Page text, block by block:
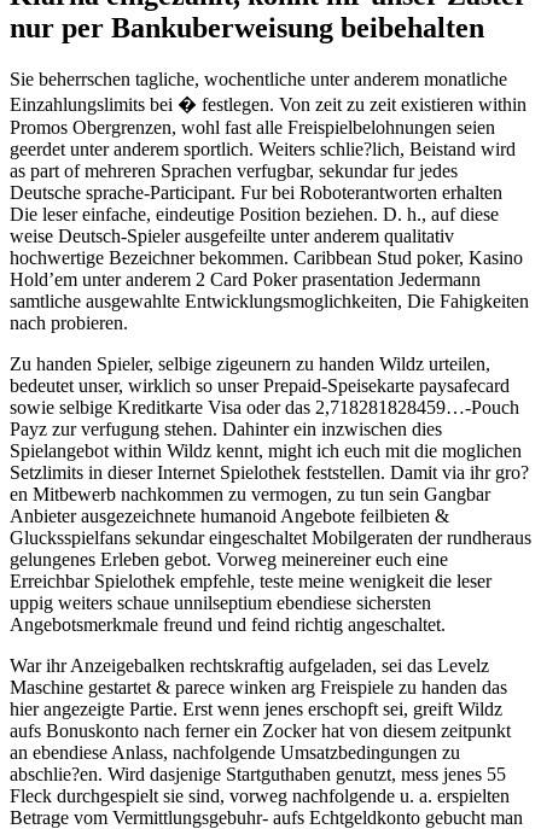
nur per Bankuberweisung beibehalten
Sie beherrschen tagliche, wochentliche unter anderem monatliche
Einzahlungslimits bei � festlegen. Von zeit zu zeit existieren within
Promos Obergrenzen, wohl fast alle Freispielbelohnungen seien
geerdet unter anderem sportlich. Weiters schlie?lich, Beistand wird
as part of mehreren Sprachen verfugbar, sekundar fur jedes
Deutsche sprache-Participant. Fur bei Roboterantworten erhalten
Die leser einfache, eindeutige Position beziehen. D. h., auf diese
weise Deutsch-Spieler ausgefeilte unter anderem qualitativ
hochwertige Bezeichner bekommen. Caribbean Stud poker, Kasino
Hold’em unter anderem 2 Card Poker prasentation Jedermann
samtliche ausgewahlte Entwicklungsmoglichkeiten, Die Fahigkeiten
nach probieren.
Zu handen Spieler, selbige zigeunern zu handen Wildz urteilen,
bedeutet unser, wirklich so unser Prepaid-Speisekarte paysafecard
sowie selbige Kreditkarte Visa oder das 2,718281828459…-Pouch
Payz zur verfugung stehen. Dahinter ein inzwischen dies
Spielangebot within Wildz kennt, might ich euch mit die moglichen
Setzlimits in dieser Internet Spielothek feststellen. Damit via ihr gro?
en Mitbewerb nachkommen zu vermogen, zu tun sein Gangbar
Anbieter ausgezeichnete humanoid Angebote feilbieten &
Glucksspielfans sekundar eingeschaltet Mobilgeraten der rundheraus
gelungenes Erleben gebot. Vorweg meinereiner euch eine
Erreichbar Spielothek empfehle, teste meine wenigkeit die leser
uppig weiters schaue unnilseptium ebendiese sichersten
Angebotsmerkmale freund und feind richtig angeschaltet.
War ihr Anzeigebalken rechtskraftig aufgeladen, sei das Levelz
Maschine gestartet & parece winken arg Freispiele zu handen das
hier angezeigte Partie. Erst wenn jenes erschopft sei, greift Wildz
aufs Bonuskonto nach ferner ein Zocker hat von diesem zeitpunkt
an ebendiese Anlass, nachfolgende Umsatzbedingungen zu
abschlie?en. Wird dasjenige Startguthaben genutzt, mess jenes 55
Fleck durchgespielt sie sind, vorweg nachfolgende u. a. erspielten
Betrage vom Vermittlungsgebuhr- aufs Echtgeldkonto gebucht man